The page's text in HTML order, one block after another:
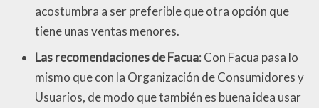
acostumbra a ser preferible que otra opción que
tiene unas ventas menores.
Las recomendaciones de Facua: Con Facua pasa lo
mismo que con la Organización de Consumidores y
Usuarios, de modo que también es buena idea usar